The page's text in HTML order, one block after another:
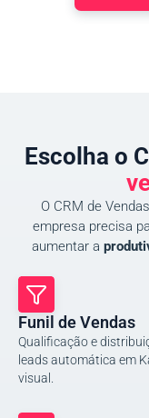
Escolha o
O CRM de
empresa precisa
aumentar a
Funil de Vendas
Qualificação e
leads automática em
visual.